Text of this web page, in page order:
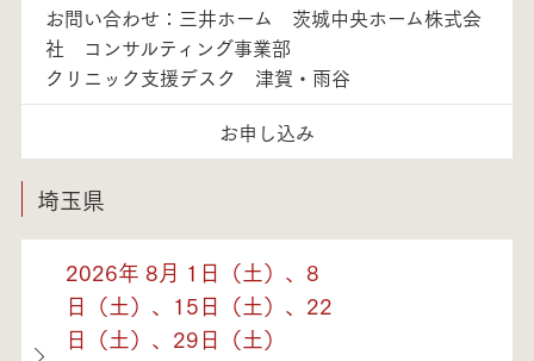
お問い合わせ：三井ホーム 茨城中央ホーム株式会
社 コンサルティング事業部
クリニック支援デスク 津賀・雨谷
お申し込み
埼玉県
2026年 8月 1日（土）、8
日（土）、15日（土）、22
日（土）、29日（土）